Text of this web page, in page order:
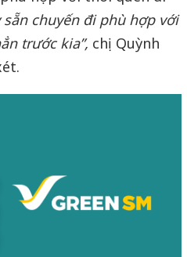
chuyến đi phù hợp với
trướckia”, chị Quỳnh